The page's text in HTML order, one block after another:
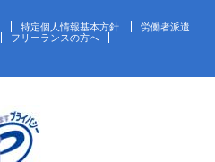
特定個人情報基本方針
労働者派遣
フリーランスの方へ